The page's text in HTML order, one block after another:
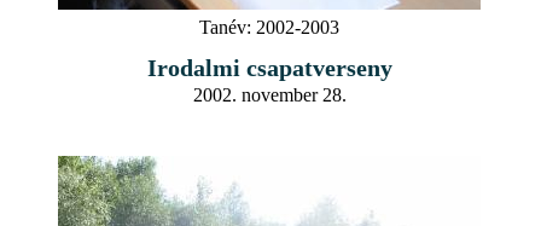
Tanév: 2002-2003
Irodalmi csapatverseny
2002. november 28.